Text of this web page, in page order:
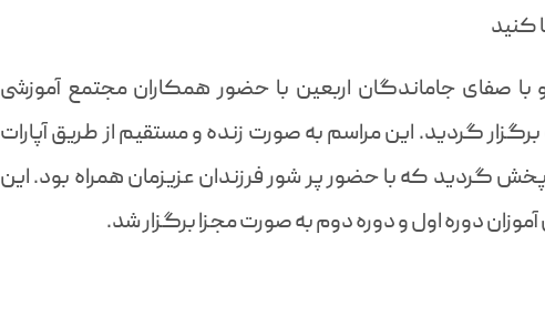
کنید
صفای جاماندگان اربعین با حضور همکاران مجتمع آموزشی
گردید. این مراسم به صورت زنده و مستقیم از طریق آپارات
گردید که با حضور پر شور فرزندان عزیزمان همراه بود. این
دوره اول و دوره دوم به صورت مجزا برگزار شد.